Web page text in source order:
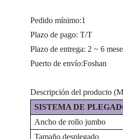
Pedido mínimo:1
Plazo de pago: T/T
Plazo de entrega: 2 ~ 6
Puerto de envío:Foshan
Descripción del producto
SISTEMA DE
Ancho de rollo jumbo
Tamaño desplegado